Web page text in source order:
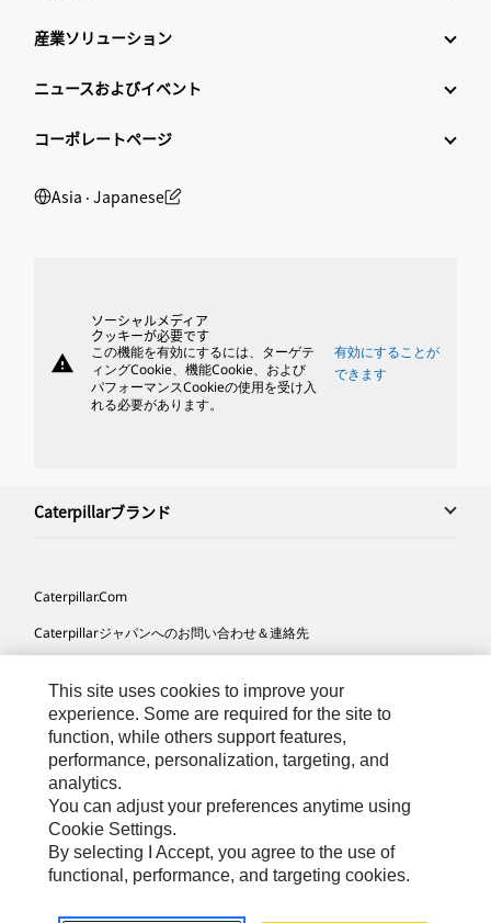
産業ソリューション
ニュースおよびイベント
コーポレートページ
Asia ‧ Japanese
warning
ソーシャルメディア
クッキーが必要です
この機能を有効にするには、ターゲテ
ィングCookie、機能Cookie、および
パフォーマンスCookieの使用を受け入
れる必要があります。
有効にすることが
できます
Caterpillarブランド
Caterpillar.com
Caterpillarジャパンへのお問い合わせ＆連絡先
サイト･マップ
Cookie Settings
法的事項
プライバシー
This site uses cookies to improve your
experience. Some are required for the site to
function, while others support features,
performance, personalization, targeting, and
analytics.
You can adjust your preferences anytime using
Cookie Settings.
By selecting I Accept, you agree to the use of
functional, performance, and targeting cookies.